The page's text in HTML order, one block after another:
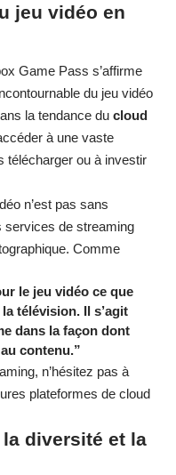
jeu vidéo en
Game Pass s’affirme
du jeu vidéo
la tendance du cloud
à une vaste
télécharger ou à investir
n’est pas sans
services de streaming
Comme
le jeu vidéo ce que
télévision. Il s’agit
dans la façon dont
contenu.”
n’hésitez pas à
plateformes de cloud
diversité et la